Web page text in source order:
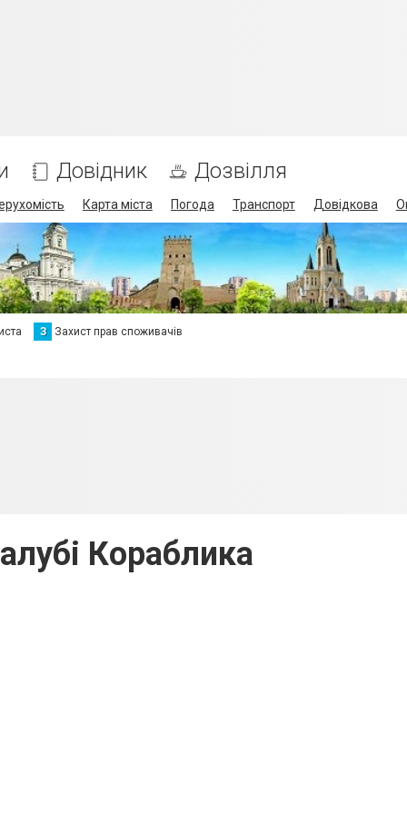
Довідник Дозвілля
Карта міста Погода Транспорт Довідкова
З Захист прав споживачів
Кораблика